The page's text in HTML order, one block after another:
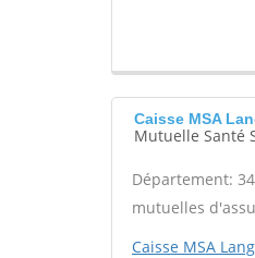
Caisse MSA
Mutuelle Santé
Département: 34
mutuelles
Caisse MSA